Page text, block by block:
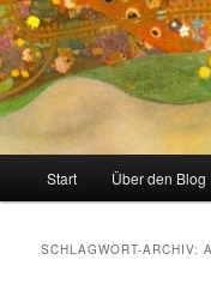
Zum
primären
Inhalt
springen
Zum
sekundären
Inhalt
springenmeinzigartig
Stricken, Nähen und
Start Über den Blog
SCHLAGWORT-ARCHIV: